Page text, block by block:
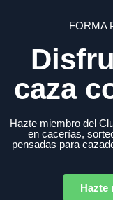
FORMA
caza
Hazte miembro del
en cacerías,
pensadas para
Hazte